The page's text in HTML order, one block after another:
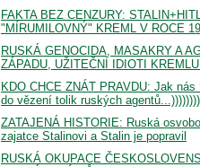
FAKTA BEZ CENZURY:
"MÍRUMILOVNÝ" KREML V ROCE
RUSKÁ GENOCIDA, MASAKRY A
ZÁPADU, UŽITEČNÍ IDIOTI
KDO CHCE ZNÁT PRAVDU: Jak
do vězení tolik ruských
ZATAJENÁ HISTORIE: Ruská
zajatce Stalinovi a Stalin je popravil
RUSKÁ OKUPACE